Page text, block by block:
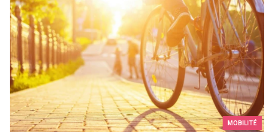
MOBILITÉ